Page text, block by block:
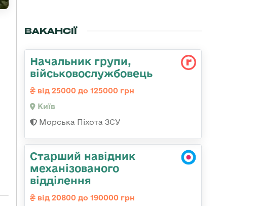
ВАКАНСІЇ
Начальник групи,
військовослужбовець
від 25000 до 125000 грн
Київ
Морська Піхота ЗСУ
Старший навідник
механізованого
відділення
від 20800 до 190000 грн